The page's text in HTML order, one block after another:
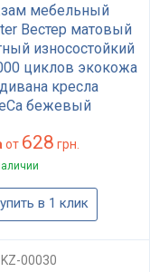
мебельный
Вестер матовый
износостойкий
циклов экокожа
кресла
бежевый
от 628 грн.
в 1 клик
00030